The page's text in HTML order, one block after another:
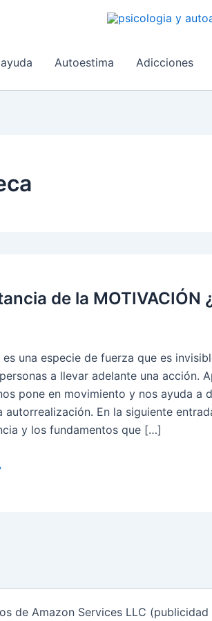
Autoestima Adicciones
de la MOTIVACIÓN
una especie de fuerza que es
a llevar adelante una acción.
pone en movimiento y nos ayuda a
autorrealización. En la siguiente
y los fundamentos que […]
de Amazon Services LLC